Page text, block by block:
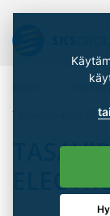
Tuotteet
Tasavirtakäytöt KB